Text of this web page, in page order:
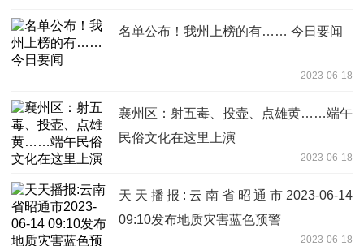
名单公布！我州上榜的有…… 今日要闻
2023-06-18
襄州区：射五毒、投壶、点雄黄……端午
民俗文化在这里上演
2023-06-18
天天播报:云南省昭通市2023-06-14
09:10发布地质灾害蓝色预警
2023-06-18